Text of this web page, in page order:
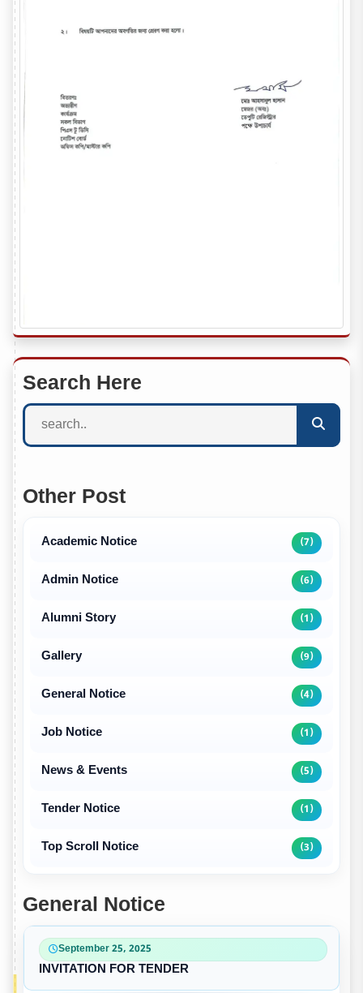
Search Here
Other Post
Academic Notice (7)
Admin Notice (6)
Alumni Story (1)
Gallery (9)
General Notice (4)
Job Notice (1)
News & Events (5)
Tender Notice (1)
Top Scroll Notice (3)
General Notice
September 25, 2025
INVITATION FOR TENDER